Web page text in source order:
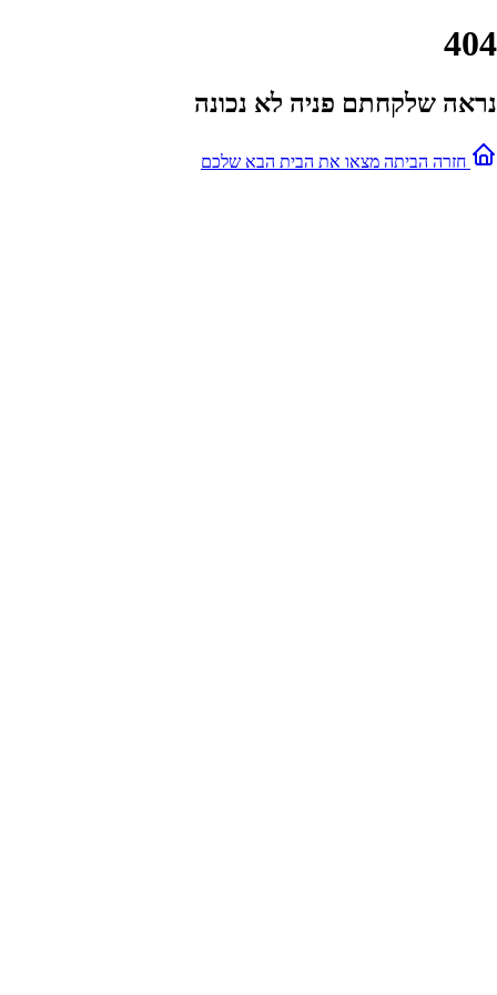
404
נראה שלקחתם פניה לא נכונה
חזרה הביתה מצאו את הבית הבא שלכם